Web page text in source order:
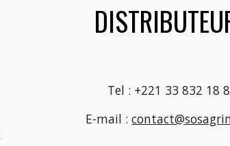
Tel : +221 33 832 18
E-mail :